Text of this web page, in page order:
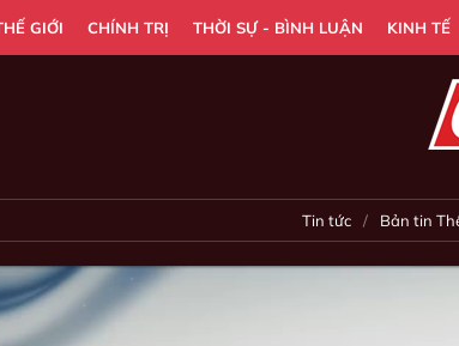
GIỚI CHÍNH TRỊ THỜI SỰ - BÌNH LUẬN KINH TẾ
Tin tức Bản tin